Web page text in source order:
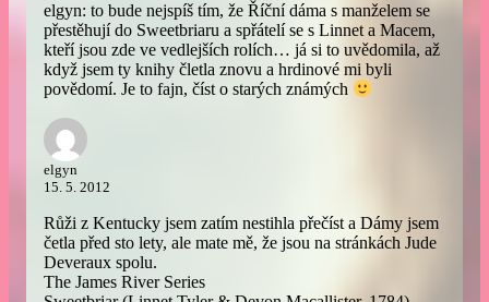
elgyn: to bude nejspíš tím, že Říční dáma s manželem se
přestěhují do Sweetbriaru a spřátelí se s Linnet a Macem,
kteří jsou zde ve vedlejších rolích… já si to uvědomila, až
když jsem ty knihy čletla znovu a hrdinové mi byli
povědomí. Je to fajn, číst o starých známých
elgyn
15. 5. 2012
Růži z Kentucky jsem zatím nestihla přečíst a Dámy jsem
četla před sto lety, ale mate mě, že jsou na stránkách Jude
Deveraux spolu.
The James River Series